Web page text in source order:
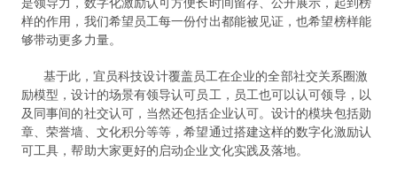
样的作用，我们希望员工每一份付出都能被见证，也希望榜样能
够带动更多力量。
基于此，宜员科技设计覆盖员工在企业的全部社交关系圈激
励模型，设计的场景有领导认可员工，员工也可以认可领导，以
及同事间的社交认可，当然还包括企业认可。设计的模块包括勋
章、荣誉墙、文化积分等等，希望通过搭建这样的数字化激励认
可工具，帮助大家更好的启动企业文化实践及落地。